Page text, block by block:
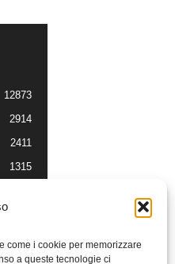
come i cookie per memorizzare
a queste tecnologie ci
12873
2914
2411
1315